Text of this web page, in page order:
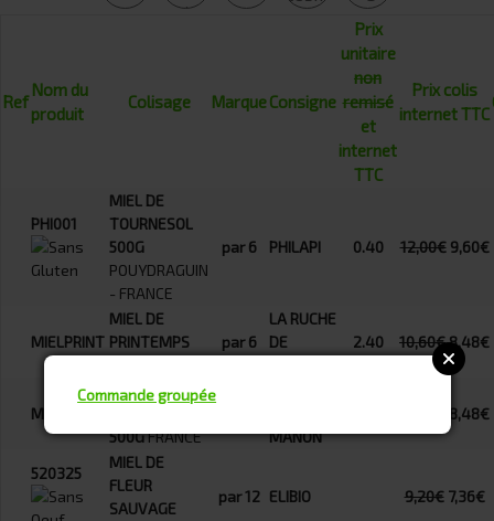
Ref
Nom du
produit
Colisage MarqueConsigne
Prix
unitaire
non
remisé
et
internet
TTC
Prix colis
internet TTC
PHI001
MIEL DE
TOURNESOL
500G
POUYDRAGUIN
- FRANCE
par 6 PHILAPI 0.40 12,00€ 9,60€
MIELPRINT
MIEL DE
PRINTEMPS
par 6
LA RUCHE
DE
2.40 10,60€8,48€
MIELMONT
MIEL DE
500GFRANCE
MANON
8,48€
520325
MIEL DE
FLEUR
SAUVAGE
par 12 ELIBIO 9,20€ 7,36€
Commande groupée